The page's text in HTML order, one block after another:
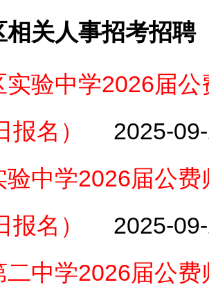
相关人事招考招聘
实验中学2026届
名）
2025-
验中学2026届公
名）
2025-
二中学2026届公